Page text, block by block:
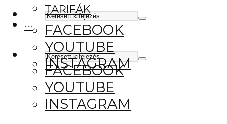
FACEBOOK
YOUTUBE
INSTAGRAM
TARIFÁK
···
FACEBOOK
YOUTUBE
INSTAGRAM